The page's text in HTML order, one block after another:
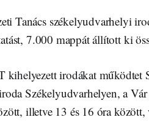
Tanács székelyudvarhelyi
7.000 mappát állított ki
irodákat működtet
Székelyudvarhelyen, a
illetve 13 és 16 óra